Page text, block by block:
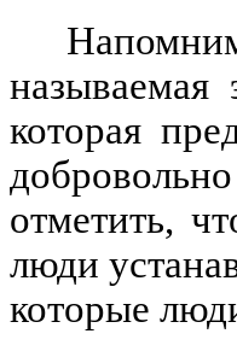
называемая
которая
отметить,
люди
которые